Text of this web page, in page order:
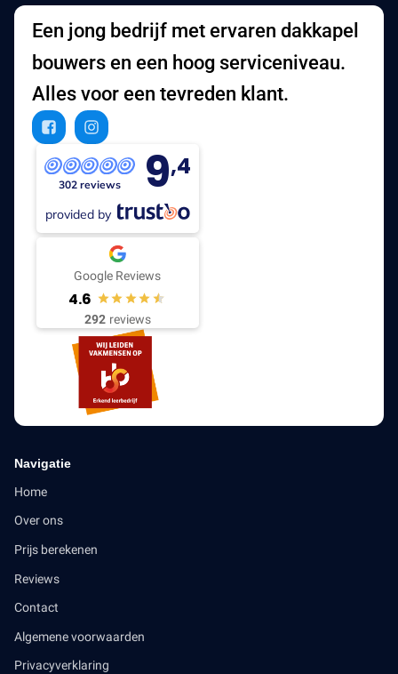
Een jong bedrijf met ervaren dakkapel
bouwers en een hoog serviceniveau.
Alles voor een tevreden klant.
302 reviews 9,4
provided by
Google Reviews
4.6
292 reviews
Navigatie
Home
Over ons
Prijs berekenen
Reviews
Contact
Algemene voorwaarden
Privacyverklaring